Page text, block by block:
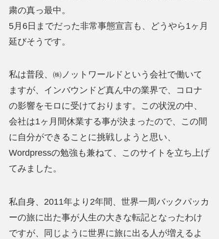
粛の真っ最中。
5月6日までだった非常事態宣言も、どうやら1ヶ月
延びそうです。
私は普段、㈱ノットワールドという会社で働いて
ますが、インバウンドど真ん中の業界で、コロナ
の影響をモロに受けております。この状況の中、
会社は1ヶ月間休業する事が決まったので、この間
に自分ができることに挑戦しようと思い、
Wordpressの勉強も兼ねて、このサイトを立ち上げ
てみました。
私自身、2011年より2年間、世界一周バックパッカ
ーの旅に出た事が人生の大きな転記となったわけ
ですが、同じように世界に旅に出る人が増えるよ